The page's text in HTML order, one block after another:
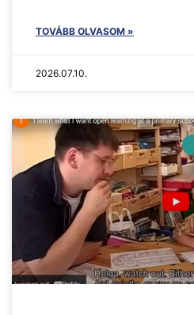
TOVÁBB OLVASOM »
2026.07.10.